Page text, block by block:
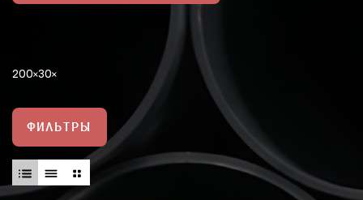
200 30
ФИЛЬТРЫ